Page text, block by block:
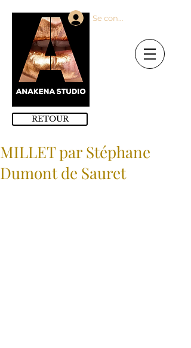
Se connecter
RETOUR
MILLET par Stéphane
Dumont de Sauret